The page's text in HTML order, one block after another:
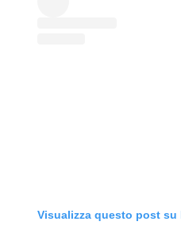
Visualizza questo post su